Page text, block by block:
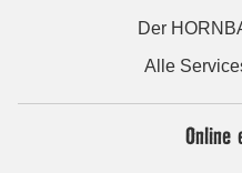
Der
Alle
Online